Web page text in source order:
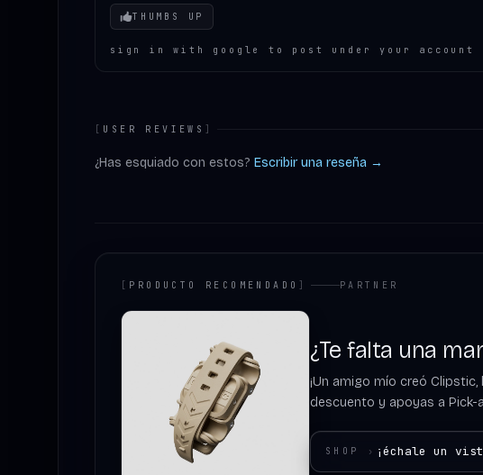
Your mood
THUMBS UP
sign in with google to post under your account
[ USER REVIEWS ]
¿Has esquiado con estos? Escribir una reseña →
[ PRODUCTO RECOMENDADO ] PARTNER
¿Te falta una
¡Un amigo mío creó
descuento y apoyas a Pick-
SHOP › ¡échale un